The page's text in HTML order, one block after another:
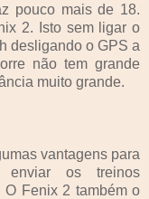
pouco mais de 18.
2. Isto sem ligar o
desligando o GPS a
não tem grande
muito grande.
vantagens para
os treinos
O Fenix 2 também o